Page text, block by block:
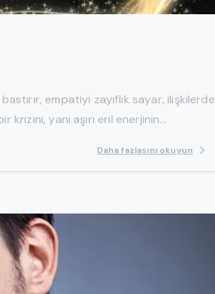
empatiyi zayıflık sayar, ilişkilerde
yani aşırı eril enerjinin...
Daha fazlasını okuyun